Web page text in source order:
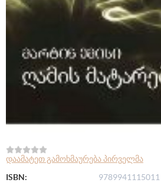
დაამატეთ გამოხმაურება პირველმა
ISBN:
9789941115011